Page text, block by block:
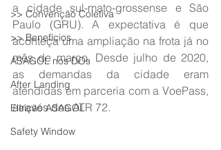
>> Convenção Coletiva
>> Benefícios
ASAGOL nos DOs
After Landing
Eleição ASAGOL
Safety Window
a cidade sul-mato-grossense e São
Paulo (GRU). A expectativa é que
aconteça uma ampliação na frota já no
mês de março. Desde julho de 2020,
as demandas da cidade eram
atendidas em parceria com a VoePass,
através dos ATR 72.